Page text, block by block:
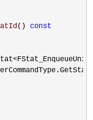
() const